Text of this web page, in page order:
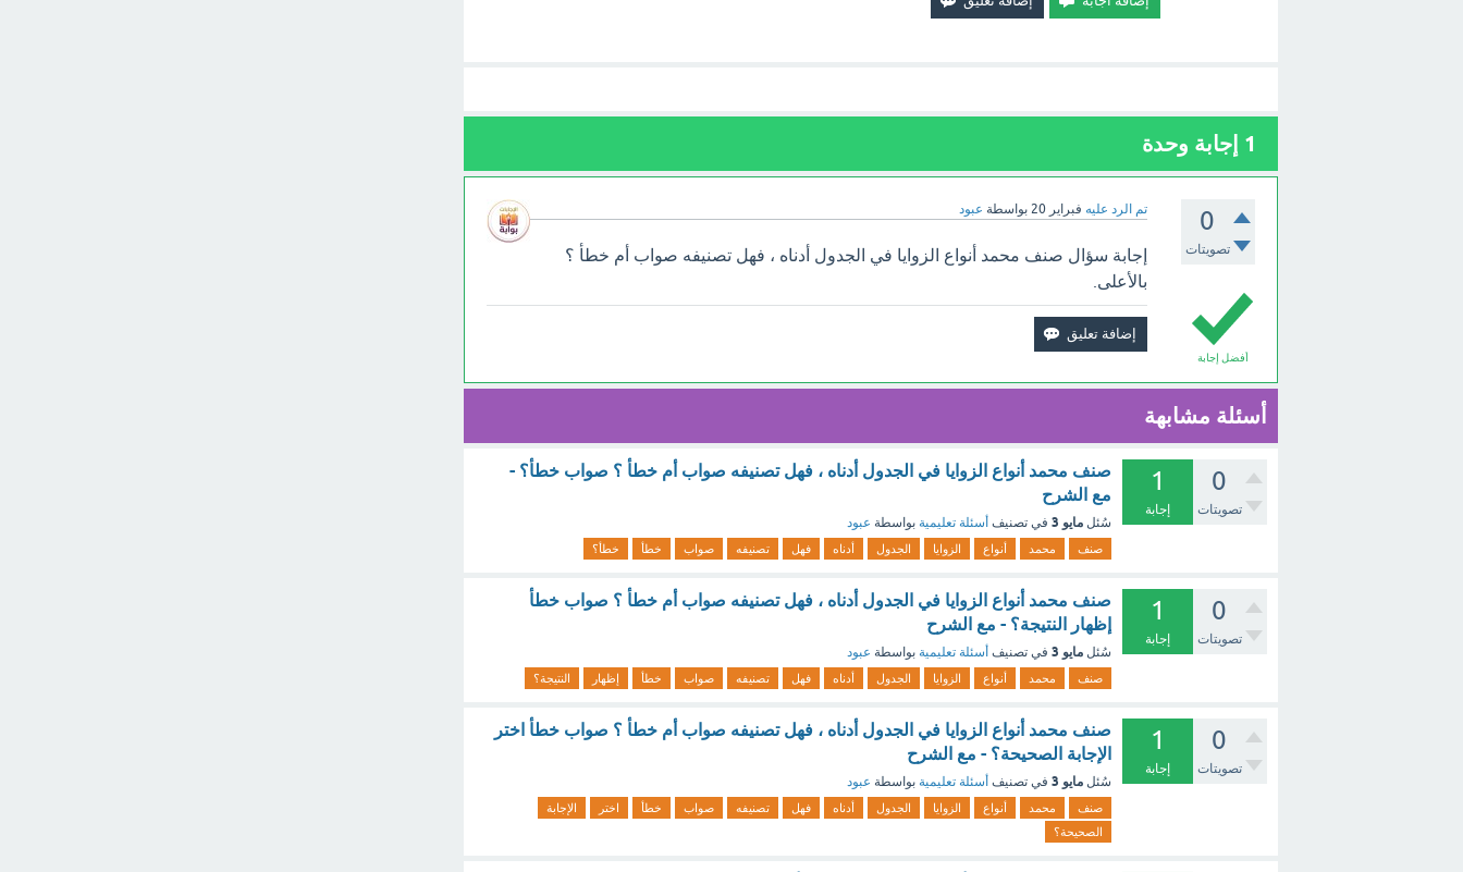
1 إجابة وحدة
0
تصويتات
تم الرد عليه فبراير 20 بواسطة عبود
أفضل إجابة
إجابة سؤال صنف محمد أنواع الزوايا في الجدول أدناه ، فهل تصنيفه صواب أم خطأ ؟
بالأعلى.
أسئلة مشابهة
0
تصويتات
1
إجابة
صنف محمد أنواع الزوايا في الجدول أدناه ، فهل تصنيفه صواب أم خطأ ؟ صواب خطأ؟ -
مع الشرح
سُئل مايو 3 في تصنيف أسئلة تعليمية بواسطة عبود
صنف محمد أنواع الزوايا الجدول أدناه فهل تصنيفه صواب خطأ خطأ؟
0
تصويتات
1
إجابة
صنف محمد أنواع الزوايا في الجدول أدناه ، فهل تصنيفه صواب أم خطأ ؟ صواب خطأ
إظهار النتيجة؟ - مع الشرح
سُئل مايو 3 في تصنيف أسئلة تعليمية بواسطة عبود
صنف محمد أنواع الزوايا الجدول أدناه فهل تصنيفه صواب خطأ إظهار النتيجة؟
0
تصويتات
1
إجابة
صنف محمد أنواع الزوايا في الجدول أدناه ، فهل تصنيفه صواب أم خطأ ؟ صواب خطأ اختر
الإجابة الصحيحة؟ - مع الشرح
سُئل مايو 3 في تصنيف أسئلة تعليمية بواسطة عبود
صنف محمد أنواع الزوايا الجدول أدناه فهل تصنيفه صواب خطأ اختر
الإجابة
الصحيحة؟